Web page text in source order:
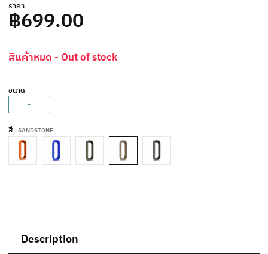
ราคา
฿699.00
สินค้าหมด - Out of stock
ขนาด
-
สี : SANDSTONE
Description